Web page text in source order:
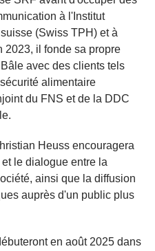
à l'Institut
(Swiss TPH) et à
2023, il fonde sa propre
avec des clients tels
alimentaire
du FNS et de la DDC
Heuss encouragera
le dialogue entre la
ainsi que la diffusion
auprès d'un public plus
en août 2025 dans